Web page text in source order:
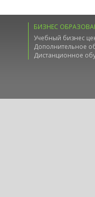
БИЗНЕС
Учебный бизнес
Дополнительное
Дистанционное